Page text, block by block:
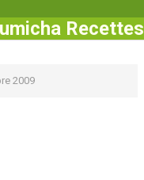
Recettes
2009